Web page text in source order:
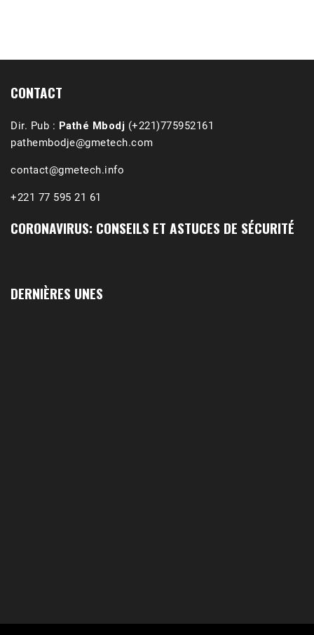
CONTACT
Dir. Pub : Pathé Mbodj (+221)775952161
pathembodje@gmetech.com
contact@gmetech.info
+221 77 595 21 61
CORONAVIRUS: CONSEILS ET ASTUCES DE SÉCURITÉ
DERNIÈRES UNES